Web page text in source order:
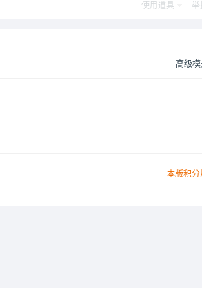
使用道具 举
高级
本版积分